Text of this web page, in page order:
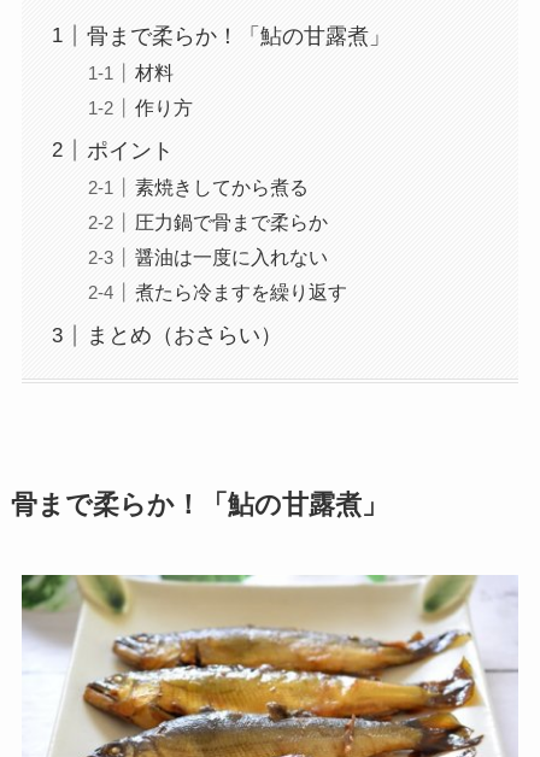
骨まで柔らか！「鮎の甘露煮」
材料
作り方
ポイント
素焼きしてから煮る
圧力鍋で骨まで柔らか
醤油は一度に入れない
煮たら冷ますを繰り返す
まとめ（おさらい）
骨まで柔らか！「鮎の甘露煮」